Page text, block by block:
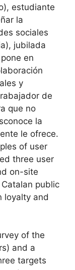
estudiante
la
sociales
jubilada
en
y
de
que no
la
le ofrece.
of user
three user
on-site
public
loyalty and
of the
and a
targets